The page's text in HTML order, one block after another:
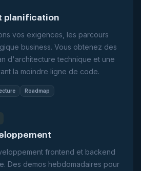
planification
vos exigences, les parcours
business. Vous obtenez des
d'architecture technique et une
la moindre ligne de code.
Roadmap
frontend et backend
Des demos hebdomadaires pour